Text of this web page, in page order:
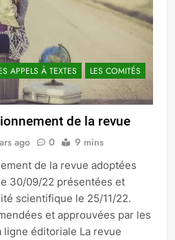
APPELS À TEXTES
LES COMITÉS
de la revue
ago 0 9 mins
de la revue adoptées
30/09/22 présentées et
scientifique le 25/11/22.
et approuvées par les
ligne éditoriale La revue